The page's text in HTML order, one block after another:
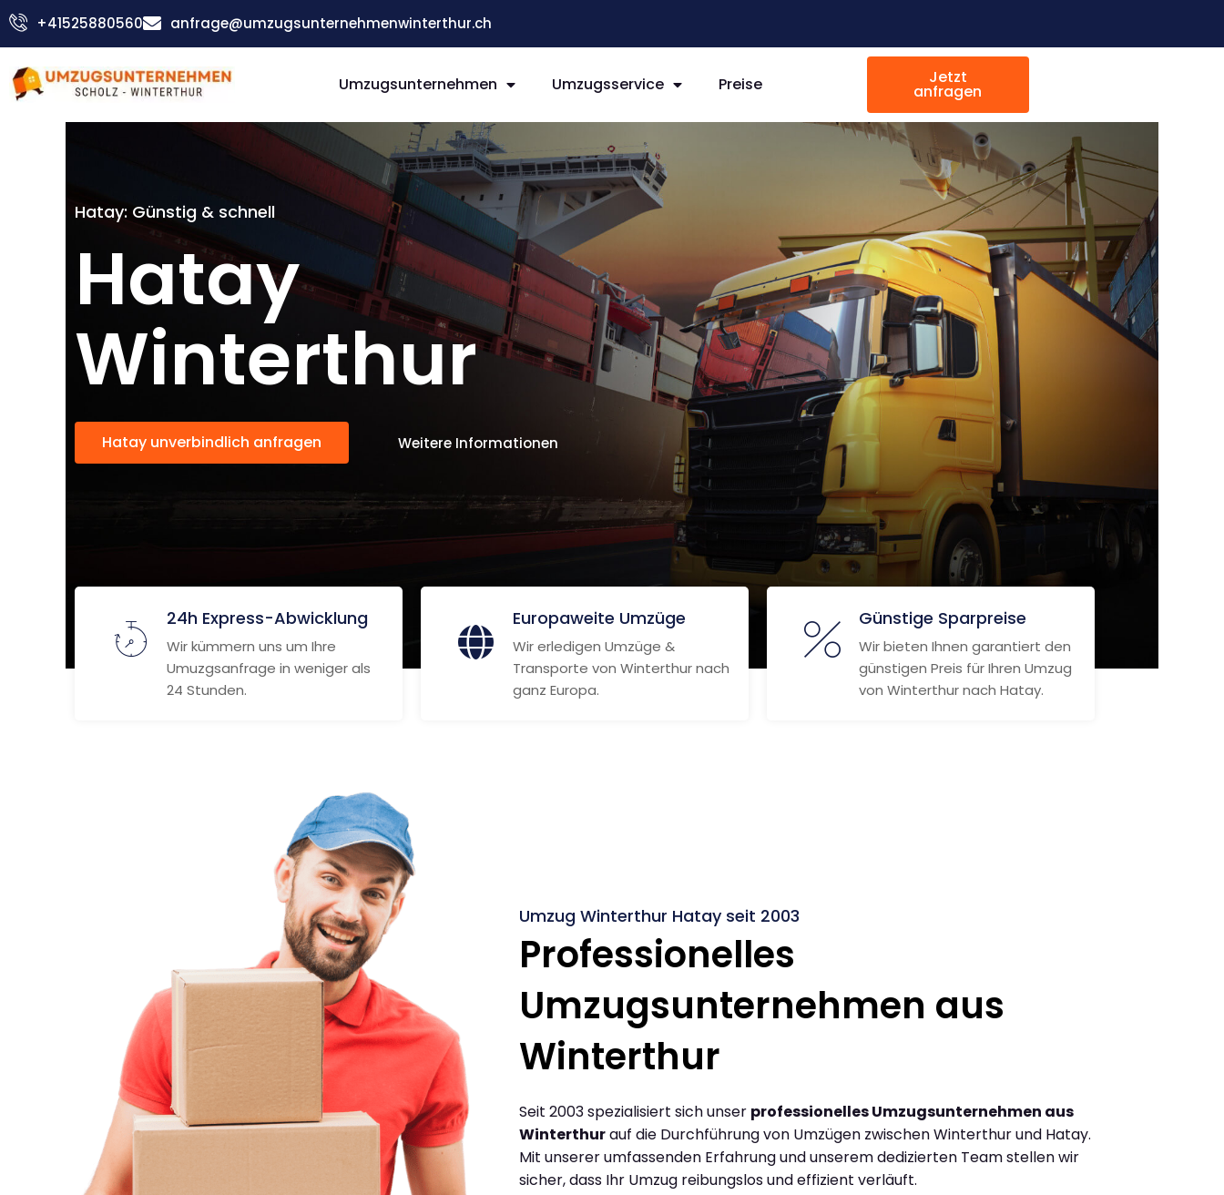
Zum
Inhalt
+41525880560 anfrage@umzugsunternehmenwinterthur.ch
Umzugsunternehmen Umzugsservice Preise Jetzt
anfragen
Hatay: Günstig & schnell
Hatay
Winterthur
Hatay unverbindlich anfragen Weitere Informationen
24h Express-Abwicklung
Wir kümmern uns um Ihre
Umuzgsanfrage in weniger als
24 Stunden.
Europaweite Umzüge
Wir erledigen Umzüge &
Transporte von Winterthur nach
ganz Europa.
Günstige Sparpreise
Wir bieten Ihnen garantiert den
günstigen Preis für Ihren Umzug
von Winterthur nach Hatay.
Umzug Winterthur Hatay seit 2003
Professionelles
Umzugsunternehmen aus
Winterthur
Seit 2003 spezialisiert sich unser professionelles Umzugsunternehmen aus
Winterthurauf die Durchführung von Umzügen zwischen Winterthur und Hatay.
Mit unserer umfassenden Erfahrung und unserem dedizierten Team stellen wir
sicher, dass Ihr Umzug reibungslos und effizient verläuft.